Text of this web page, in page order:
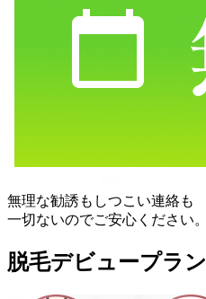
無理な勧誘 も しつこい連絡も
一切ないのでご安心ください。
脱毛デビュープラン